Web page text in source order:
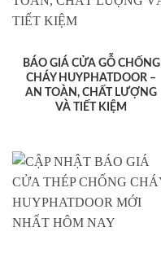
BÁO GIÁ CỬA GỖ CHỐNG
CHÁY HUYPHATDOOR –
AN TOÀN, CHẤT LƯỢNG
VÀ TIẾT KIỆM